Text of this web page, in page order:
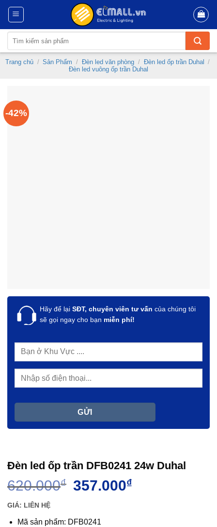
Skip
content
kiếm:
Trang chủ / Sản Phẩm / Đèn led văn phòng / Đèn led ốp trần Duhal
/
Đèn led vuông ốp trần Duhal
-42%
Hãy để lại SĐT, chuyên viên tư vấn của chúng tôi
sẽ gọi ngay cho bạn miễn phí!
Đèn led ốp trần DFB0241 24w Duhal
620.000₫ Giá
620.000₫.
357.000₫
GIÁ: LIÊN HỆ
Mã sản phẩm: DFB0241